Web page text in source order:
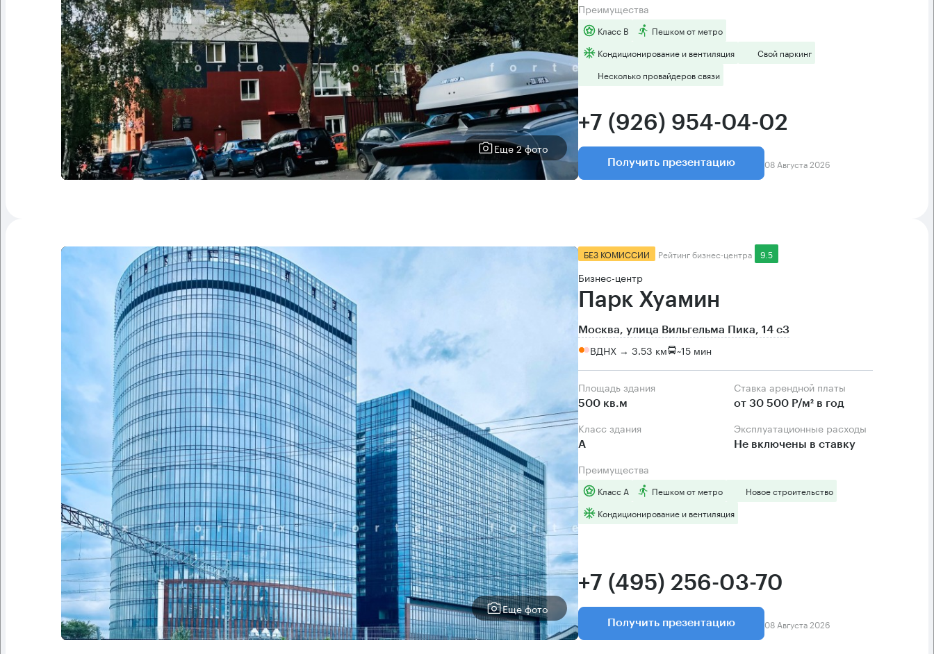
Еще 2 фото
Преимущества
Класс B
Пешком от метро
Кондиционирование и вентиляция
Свой паркинг
Несколько провайдеров связи
+7 (926) 954-04-02
Получить презентацию 08 Августа 2026
Еще фото
БЕЗ КОМИССИИ Рейтинг бизнес-центра 9.5
Бизнес-центр
Парк Хуамин
Москва, улица Вильгельма Пика, 14 с3
ВДНХ → 3.53 км ~15 мин
Площадь здания
500 кв.м
Ставка арендной платы
от 30 500 Р/м² в год
Класс здания
А
Эксплуатационные расходы
Не включены в ставку
Преимущества
Класс А Пешком от метро
Новое строительство
Кондиционирование и вентиляция
+7 (495) 256-03-70
Получить презентацию 08 Августа 2026